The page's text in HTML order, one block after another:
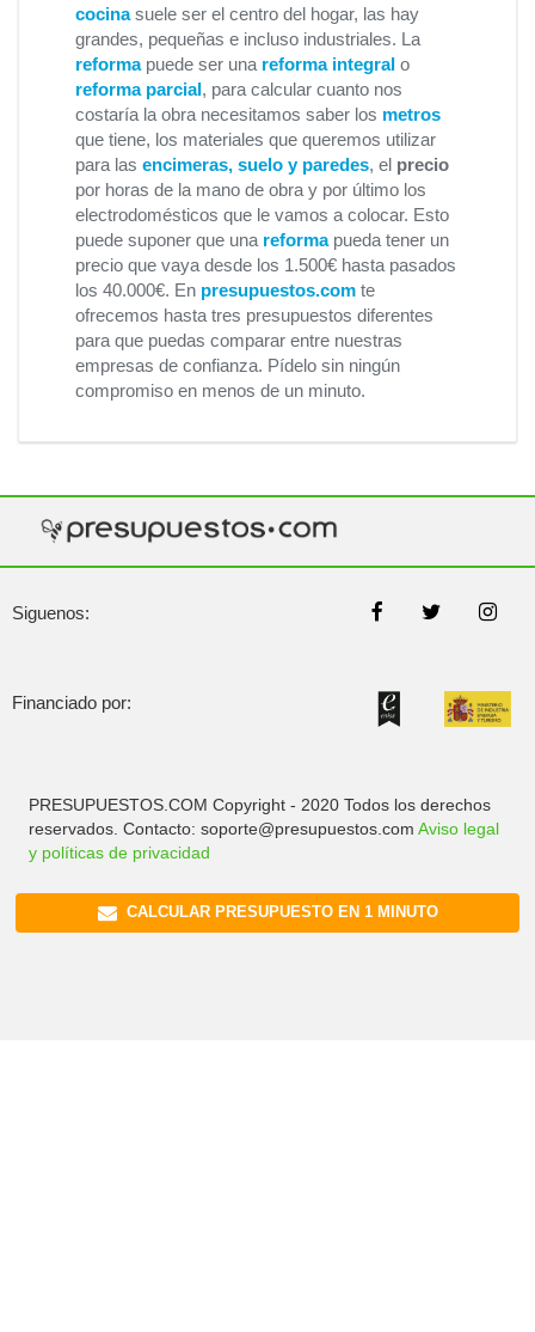
cocinasuele ser el centro del hogar, las hay
grandes, pequeñas e incluso industriales. La
reformapuede ser una reforma integral o
reforma parcial, para calcular cuanto nos
costaría la obra necesitamos saber los metros
que tiene, los materiales que queremos utilizar
para las encimeras, suelo y paredes, el precio
por horas de la mano de obra y por último los
electrodomésticos que le vamos a colocar. Esto
puede suponer que una reformapueda tener un
precio que vaya desde los 1.500€ hasta pasados
los 40.000€. En presupuestos.com te
ofrecemos hasta tres presupuestos diferentes
para que puedas comparar entre nuestras
empresas de confianza. Pídelo sin ningún
compromiso en menos de un minuto.
Siguenos:
Financiado por:
PRESUPUESTOS.COM Copyright - 2020 Todos los derechos
reservados. Contacto: soporte@presupuestos.com Aviso legal
y políticas de privacidad
CALCULAR PRESUPUESTO EN 1 MINUTO